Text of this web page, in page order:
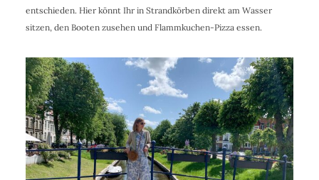
entschieden. Hier könnt Ihr in Strandkörben direkt am Wasser
sitzen, den Booten zusehen und Flammkuchen-Pizza essen.